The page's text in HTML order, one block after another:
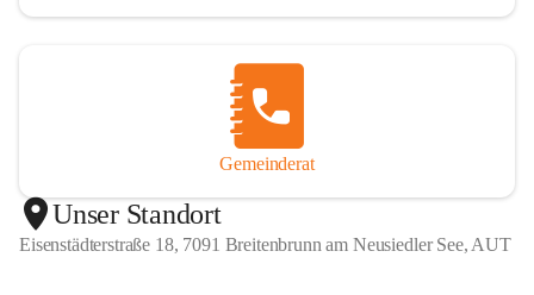
Gemeinderat
Unser Standort
Eisenstädterstraße 18, 7091 Breitenbrunn am Neusiedler See, AUT